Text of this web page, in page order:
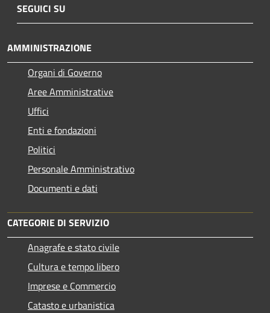
SEGUICI SU
AMMINISTRAZIONE
Organi di Governo
Aree Amministrative
Uffici
Enti e fondazioni
Politici
Personale Amministrativo
Documenti e dati
CATEGORIE DI SERVIZIO
Anagrafe e stato civile
Cultura e tempo libero
Imprese e Commercio
Catasto e urbanistica